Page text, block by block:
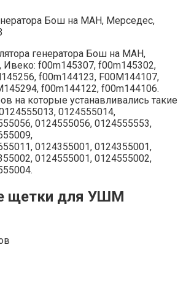
Бош на МАН, Мерседес,
генератора Бош на МАН,
Ивеко: f00m145307, f00m145302,
f00m144123, F00M144107,
f00m144122, f00m144106.
на которые устанавливались такие
0124555014,
0124555056, 0124555553,
0124355001, 0124355001,
0124555001, 0124555002,
щетки для УШМ